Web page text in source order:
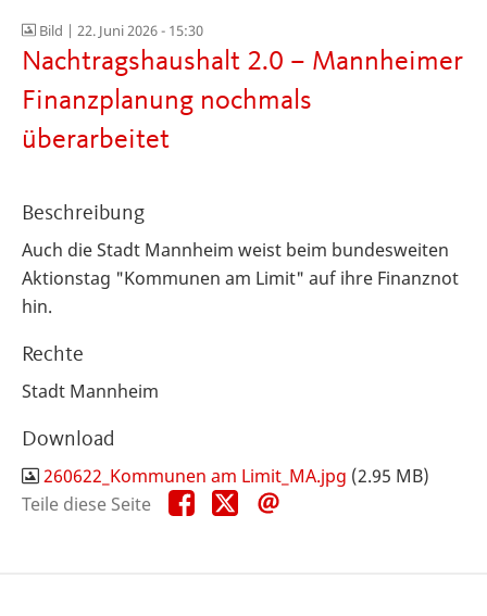
Bild | 22. Juni 2026 - 15:30
Nachtragshaushalt 2.0 – Mannheimer
Finanzplanung nochmals
überarbeitet
Beschreibung
Auch die Stadt Mannheim weist beim bundesweiten
Aktionstag "Kommunen am Limit" auf ihre Finanznot
hin.
Rechte
Stadt Mannheim
Download
260622_Kommunen am Limit_MA.jpg (2.95 MB)
Teile diese Seite
Teile
diese
Teile
diese